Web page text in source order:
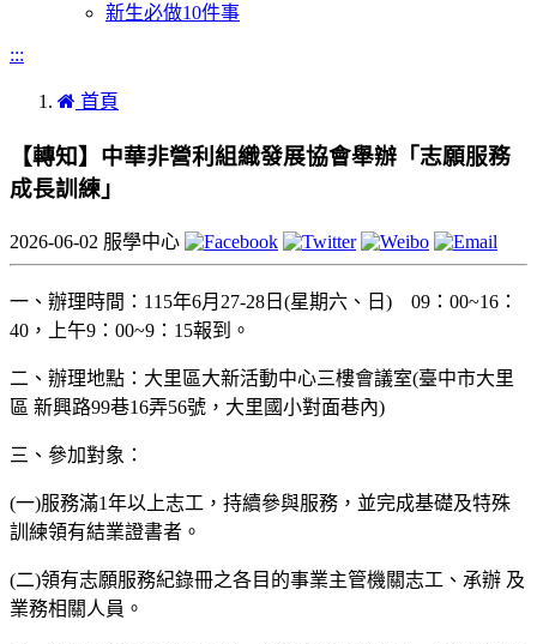
新生必做10件事
:::
首頁
【轉知】中華非營利組織發展協會舉辦「志願服務
成長訓練」
2026-06-02 服學中心
一、辦理時間：115年6月27-28日(星期六、日) 09：00~16：
40，上午9：00~9：15報到。
二、辦理地點：大里區大新活動中心三樓會議室(臺中市大里
區 新興路99巷16弄56號，大里國小對面巷內)
三、參加對象：
(一)服務滿1年以上志工，持續參與服務，並完成基礎及特殊
訓練領有結業證書者。
(二)領有志願服務紀錄冊之各目的事業主管機關志工、承辦 及
業務相關人員。